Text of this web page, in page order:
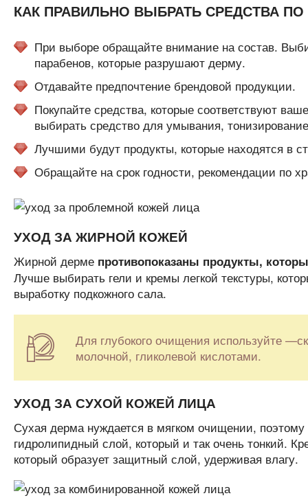
КАК ПРАВИЛЬНО ВЫБРАТЬ СРЕДСТВА
При выборе обращайте внимание на состав.
парабенов, которые разрушают дерму.
Отдавайте предпочтение брендовой продукции.
Покупайте средства, которые соответствуют
выбирать средство для умывания,
Лучшими будут продукты, которые находятся в
Обращайте на срок годности, рекомендации по
УХОД ЗА ЖИРНОЙ КОЖЕЙ
Жирной дерме противопоказаны продукты,
Лучше выбирать гели и кремы легкой текстуры,
выработку подкожного сала.
Для глубокого очищения используйте
молочной, гликолевой кислотами.
УХОД ЗА СУХОЙ КОЖЕЙ ЛИЦА
Сухая дерма нуждается в мягком очищении,
гидролипидный слой, который и так очень тонкий.
который образует защитный слой, удерживая влагу.